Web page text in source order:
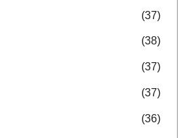
(37)
(38)
(37)
(37)
(36)